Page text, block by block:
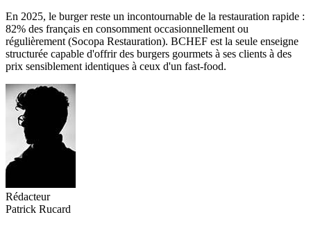
En 2025, le burger reste un incontournable de la restauration rapide :
82% des français en consomment occasionnellement ou
régulièrement (Socopa Restauration). BCHEF est la seule enseigne
structurée capable d'offrir des burgers gourmets à ses clients à des
prix sensiblement identiques à ceux d'un fast-food.
Rédacteur
Patrick Rucard